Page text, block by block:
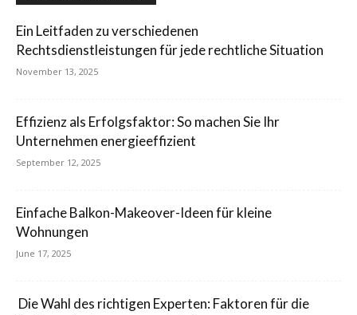
Ein Leitfaden zu verschiedenen
Rechtsdienstleistungen für jede rechtliche Situation
November 13, 2025
Effizienz als Erfolgsfaktor: So machen Sie Ihr
Unternehmen energieeffizient
September 12, 2025
Einfache Balkon-Makeover-Ideen für kleine
Wohnungen
June 17, 2025
Die Wahl des richtigen Experten: Faktoren für die